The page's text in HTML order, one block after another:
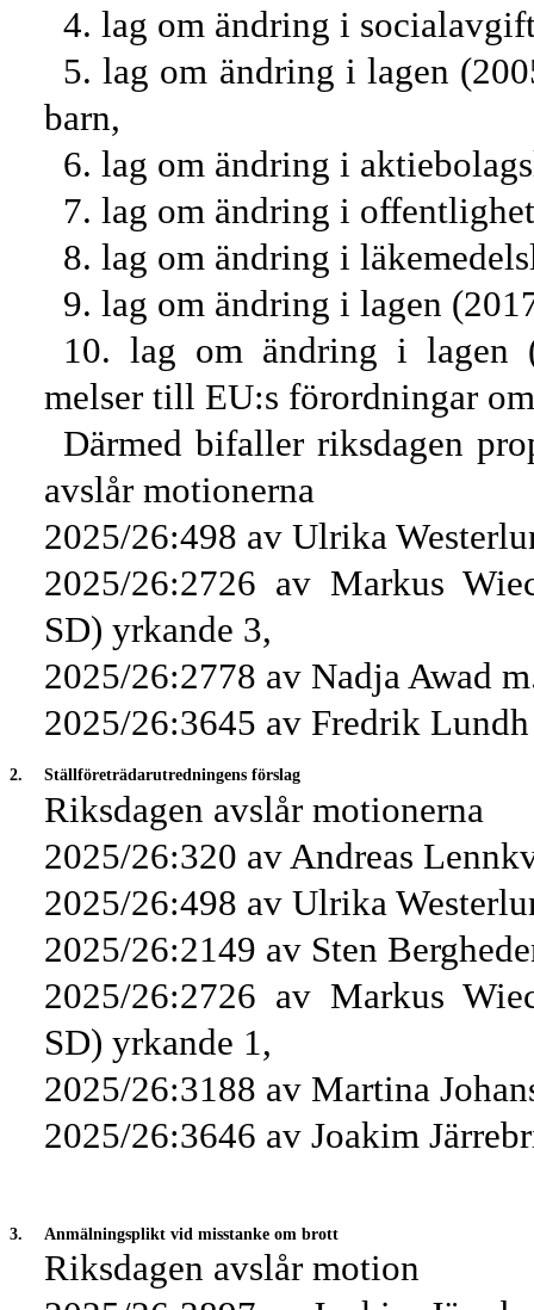
4. lag om ändring i
5. lag om ändring i lagen
barn,
6. lag om ändring i
7. lag om ändring i
8. lag om ändring i
9. lag om ändring i lagen
10. lag om ändring i lagen
melser till EU:s förordningar
Därmed bifaller riksdagen
avslår motionerna
2025/26:498 av Ulrika
2025/26:2726 av Markus
SD) yrkande 3,
2025/26:2778 av Nadja Awad
2025/26:3645 av Fredrik
2. Ställföreträdarutredningens förslag
Riksdagen avslår motionerna
2025/26:320 av Andreas
2025/26:498 av Ulrika
2025/26:2149 av Sten
2025/26:2726 av Markus
SD) yrkande 1,
2025/26:3188 av Martina
2025/26:3646 av Joakim
3. Anmälningsplikt vid misstanke om brott
Riksdagen avslår motion